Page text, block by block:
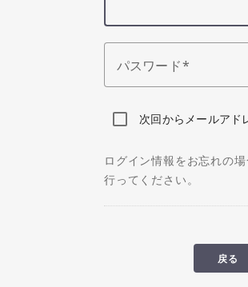
パスワード
次回からメールアド
ログイン情報をお忘れの
行ってください。
戻る